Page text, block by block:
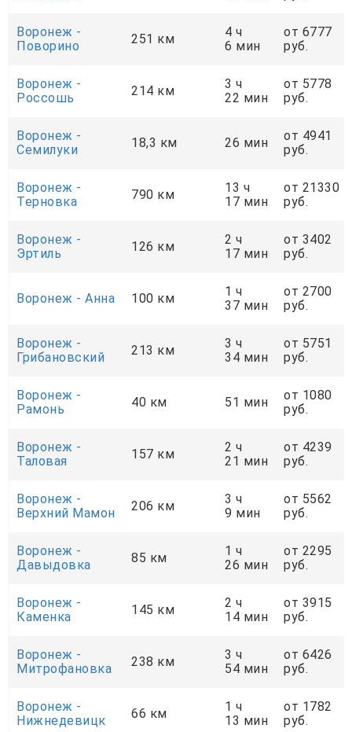
Воронеж -
Поворино
251 км
4 ч
6 мин
от 6777
руб.
Воронеж -
Россошь
214 км
3 ч
22 мин
от 5778
руб.
Воронеж -
Семилуки
18,3 км 26 мин
от 4941
руб.
Воронеж -
Терновка
790 км
13 ч
17 мин
от 21330
руб.
Воронеж -
Эртиль
126 км
2 ч
17 мин
от 3402
руб.
Воронеж - Анна 100 км
1 ч
37 мин
от 2700
руб.
Воронеж -
Грибановский
213 км
3 ч
34 мин
от 5751
руб.
Воронеж -
Рамонь
40 км 51 мин
от 1080
руб.
Воронеж -
Таловая
157 км
2 ч
21 мин
от 4239
руб.
Воронеж -
Верхний Мамон
206 км
3 ч
9 мин
от 5562
руб.
Воронеж -
Давыдовка
85 км
1 ч
26 мин
от 2295
руб.
Воронеж -
Каменка
145 км
2 ч
14 мин
от 3915
руб.
Воронеж -
Митрофановка
238 км
3 ч
54 мин
от 6426
руб.
Воронеж -
Нижнедевицк
66 км
1 ч
13 мин
от 1782
руб.